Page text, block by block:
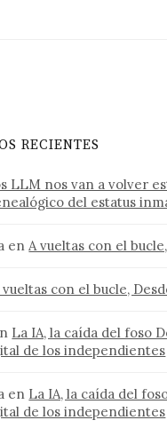
RECIENTES
LLM nos van a volver
del estatus
en A vueltas con el
vueltas con el bucle,
La IA, la caída del foso
de los independientes
en La IA, la caída del
de los independientes